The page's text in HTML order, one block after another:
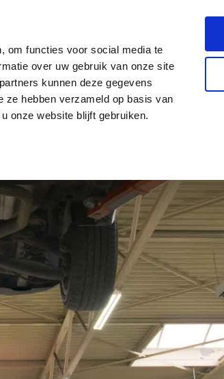
om functies voor social media te
over uw gebruik van onze site
kunnen deze gegevens
ze hebben verzameld op basis van
onze website blijft gebruiken.
huren in Heerenveen Werkplaatsofferte opvragen
Over ons Contact